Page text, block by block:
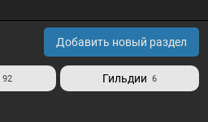
Добавить новый раздел
92 Гильдии 6